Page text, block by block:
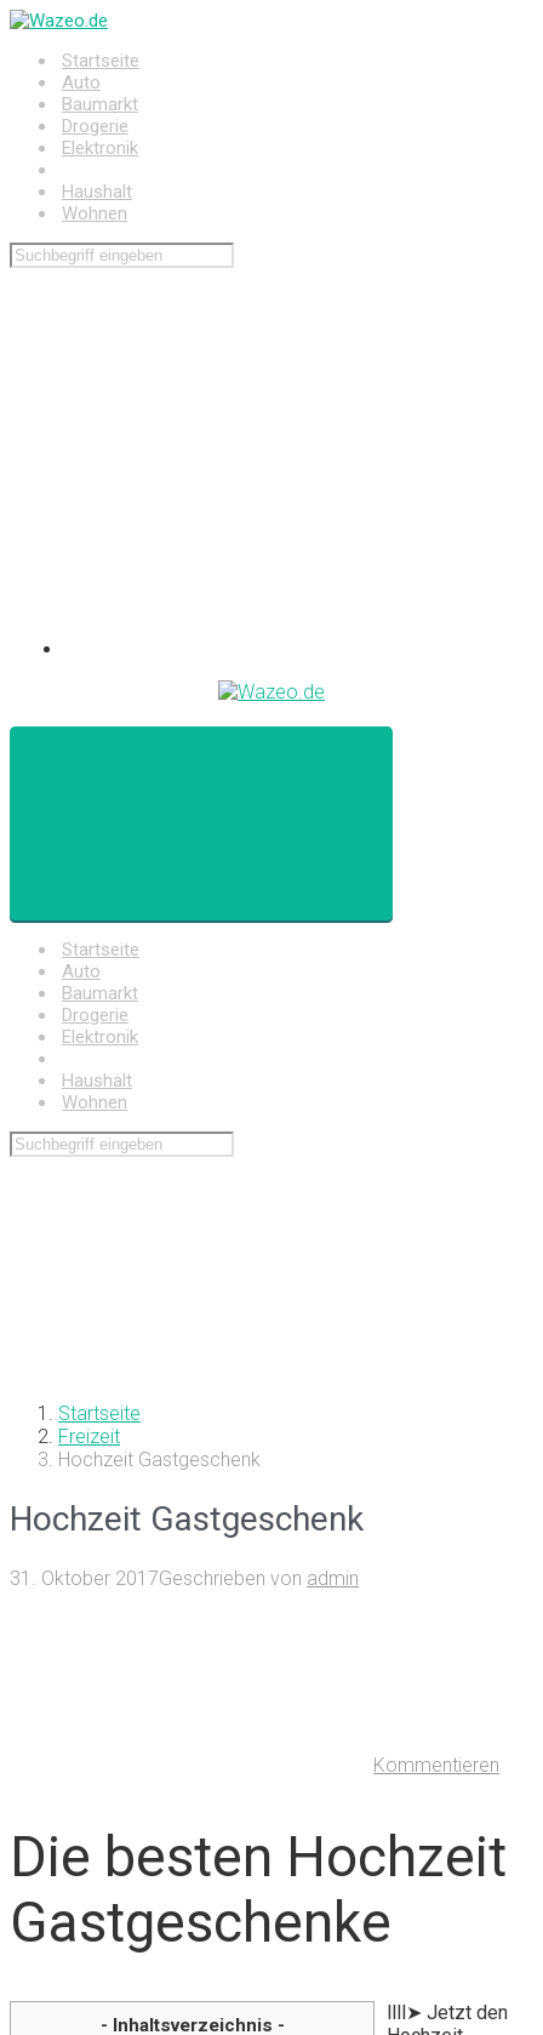
Zum
springenStartseite
Auto
Baumarkt
Drogerie
Elektronik
Haushalt
Wohnen
Startseite
Auto
Baumarkt
Drogerie
Elektronik
Haushalt
Wohnen
Startseite
Freizeit
Hochzeit Gastgeschenk
Hochzeit Gastgeschenk
31. Oktober 2017Geschrieben von admin
Kommentieren
Die besten Hochzeit
Gastgeschenke
- Inhaltsverzeichnis -
llll➤ Jetzt den